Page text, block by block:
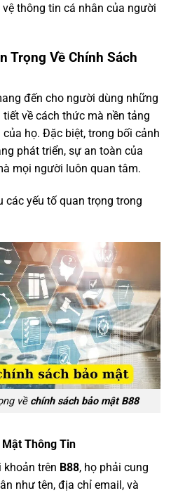
thông tin cá nhân của người
Trọng Về Chính Sách
đến cho người dùng những
về cách thức mà nền tảng
họ. Đặc biệt, trong bối cảnh
phát triển, sự an toàn của
mọi người luôn quan tâm.
các yếu tố quan trọng trong
về chính sách bảo mật B88
Thông Tin
khoản trên B88, họ phải cung
như tên, địa chỉ email, và